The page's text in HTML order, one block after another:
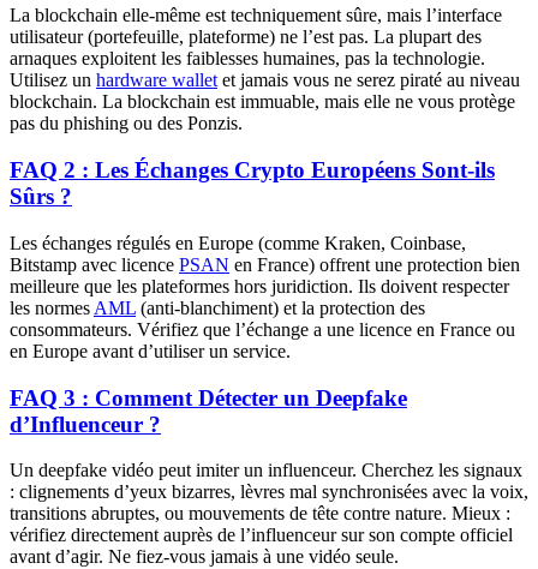
La blockchain elle-même est techniquement sûre, mais l’interface
utilisateur (portefeuille, plateforme) ne l’est pas. La plupart des
arnaques exploitent les faiblesses humaines, pas la technologie.
Utilisez un hardware walletet jamais vous ne serez piraté au niveau
blockchain. La blockchain est immuable, mais elle ne vous protège
pas du phishing ou des Ponzis.
FAQ 2 : Les Échanges Crypto Européens Sont-ils
Sûrs ?
Les échanges régulés en Europe (comme Kraken, Coinbase,
Bitstamp avec licence PSAN en France) offrent une protection bien
meilleure que les plateformes hors juridiction. Ils doivent respecter
les normes AML (anti-blanchiment) et la protection des
consommateurs. Vérifiez que l’échange a une licence en France ou
en Europe avant d’utiliser un service.
FAQ 3 : Comment Détecter un Deepfake
d’Influenceur ?
Un deepfake vidéo peut imiter un influenceur. Cherchez les signaux
: clignements d’yeux bizarres, lèvres mal synchronisées avec la voix,
transitions abruptes, ou mouvements de tête contre nature. Mieux :
vérifiez directement auprès de l’influenceur sur son compte officiel
avant d’agir. Ne fiez-vous jamais à une vidéo seule.